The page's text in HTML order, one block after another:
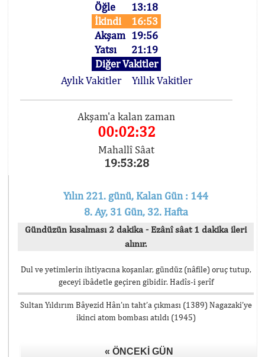
Öğle
13:18
İkindi
16:53
Akşam 19:56
Yatsı
21:19
Diğer Vakitler
Aylık Vakitler
Yıllık Vakitler
Akşam'a kalan zaman
00:02:32
Mahallî Sâat
19:53:28
Yılın 221. günü, Kalan Gün : 144
8. Ay, 31 Gün, 32. Hafta
Gündüzün kısalması 2 dakika - Ezânî sâat 1 dakika ileri
alınır.
Dul ve yetimlerin ihtiyacına koşanlar, gündüz (nâfile) oruç tutup,
geceyi ibâdetle geçiren gibidir. Hadîs-i şerîf
Sultan Yıldırım Bâyezid Hân’ın taht’a çıkması (1389) Nagazaki’ye
ikinci atom bombası atıldı (1945)
« ÖNCEKI GÜN